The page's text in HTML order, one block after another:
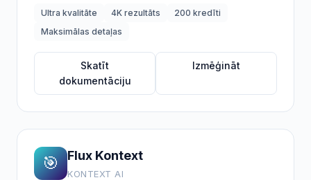
Ultra kvalitāte 4K rezultāts
200 kredīti
Maksimālas detaļas
Skatīt
dokumentāciju
Izmēģināt
🎯 Flux Kontext
KONTEXT AI